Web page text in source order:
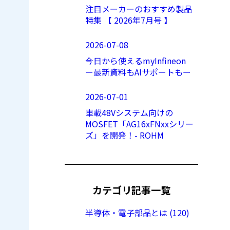
注目メーカーのおすすめ製品
特集 【 2026年7月号 】
2026-07-08
今日から使えるmyInfineon
ー最新資料もAIサポートもー
2026-07-01
車載48Vシステム向けの
MOSFET「AG16xFNxxシリー
ズ」を開発！- ROHM
カテゴリ記事一覧
半導体・電子部品とは (120)